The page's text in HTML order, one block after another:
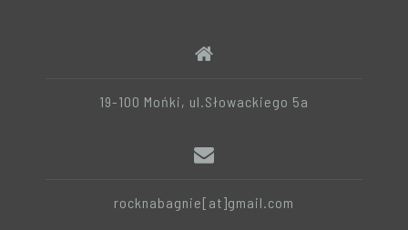
19-100 Mońki, ul.Słowackiego 5a
rocknabagnie[at]gmail.com